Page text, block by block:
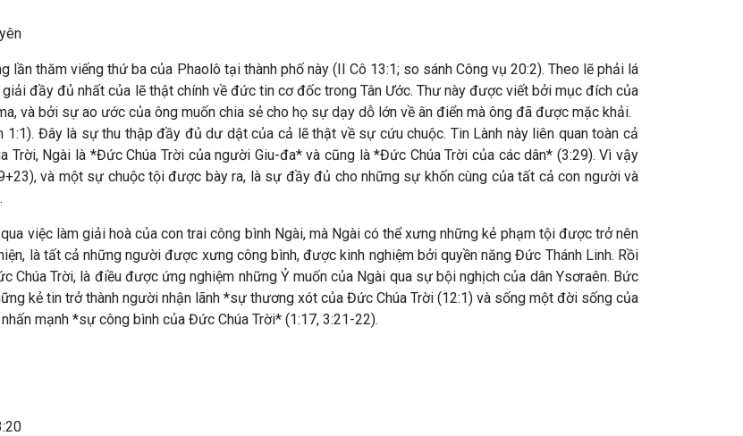
thăm viếng thứ ba của Phaolô tại thành phố này (II Cô 13:1; so sánh Công vụ 20:2). Theo lẽ phải lá
đầy đủ nhất của lẽ thật chính về đức tin cơ đốc trong Tân Ước. Thư này được viết bởi mục đích của
và bởi sự ao ước của ông muốn chia sẻ cho họ sự dạy dỗ lớn về ân điển mà ông đã được mặc khải.
Đây là sự thu thập đầy đủ dư dật của cả lẽ thật về sự cứu chuộc. Tin Lành này liên quan toàn cả
Ngài là *Đức Chúa Trời của người Giu-đa* và cũng là *Đức Chúa Trời của các dân* (3:29). Vì vậy
và một sự chuộc tội được bày ra, là sự đầy đủ cho những sự khốn cùng của tất cả con người và
việc làm giải hoà của con trai công bình Ngài, mà Ngài có thể xưng những kẻ phạm tội được trở nên
là tất cả những người được xưng công bình, được kinh nghiệm bởi quyền năng Đức Thánh Linh. Rồi
Chúa Trời, là điều được ứng nghiệm những Ỷ muốn của Ngài qua sự bội nghịch của dân Ysơraên. Bức
kẻ tin trở thành người nhận lãnh *sự thương xót của Đức Chúa Trời (12:1) và sống một đời sống của
mạnh *sự công bình của Đức Chúa Trời* (1:17, 3:21-22).